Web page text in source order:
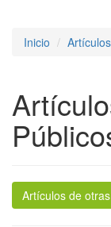
Inicio Artículos
Artículos de